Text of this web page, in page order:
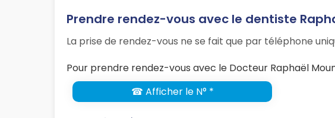
Prendre rendez-vous avec le dentiste
La prise de rendez-vous ne se fait que par téléphone
Pour prendre rendez-vous avec le Docteur Raphaël
☎ Afficher le N° *